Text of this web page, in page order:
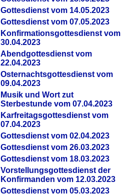
Gottesdienst vom 14.05.2023
Gottesdienst vom 07.05.2023
Konfirmationsgottesdienst vom
30.04.2023
Abendgottesdienst vom
22.04.2023
Osternachtsgottesdienst vom
09.04.2023
Musik und Wort zut
Sterbestunde vom 07.04.2023
Karfreitagsgottesdienst vom
07.04.2023
Gottesdienst vom 02.04.2023
Gottesdienst vom 26.03.2023
Gottesdienst vom 18.03.2023
Vorstellungsgottesdienst der
Konfirmanden vom 12.03.2023
Gottesdienst vom 05.03.2023